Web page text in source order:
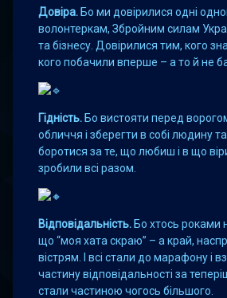
Довіра. Бо ми довірилися одні
волонтеркам, Збройним силам
та бізнесу. Довірилися тим, кого
кого побачили вперше – а то й не
Гідність. Бо вистояти перед
обличчя і зберегти в собі людину
боротися за те, що любиш і в що
зробили всі разом.
Відповідальність. Бо хтось роками
що “моя хата скраю” – а край,
вістрям. І всі стали до марафону і
частину відповідальності за
стали частиною чогось більшого.